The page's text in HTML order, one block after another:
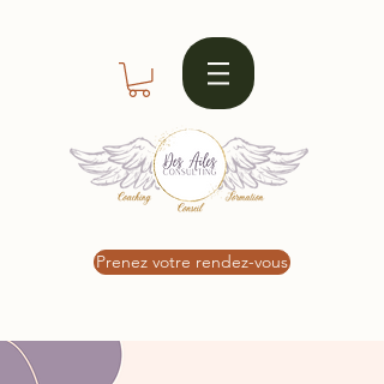
Prenez votre rendez-vous